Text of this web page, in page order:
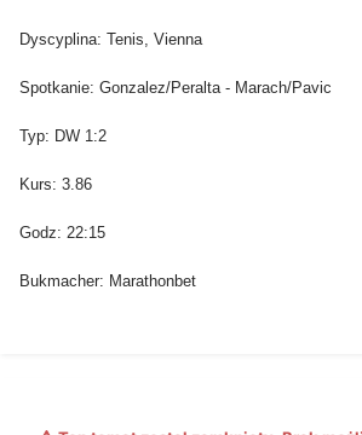
Dyscyplina: Tenis, Vienna
Spotkanie: Gonzalez/Peralta - Marach/Pavic
Typ: DW 1:2
Kurs: 3.86
Godz: 22:15
Bukmacher: Marathonbet